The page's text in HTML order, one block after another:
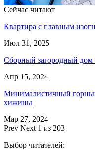
Сейчас читают
Квартира с плавным
Июл 31, 2025
Сборный загородный дом
Апр 15, 2024
Минималистичный
хижины
Мар 27, 2024
Prev Next 1 из 203
Выбор читателей: